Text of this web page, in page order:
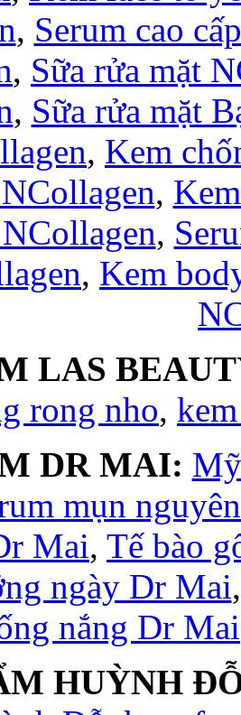
, Serum cao
, Sữa rửa mặt
, Sữa rửa mặt
, Kem
,
,
, Kem
LAS
rong nho,
DR MAI:
mụn
Mai, Tế bào
ngày Dr Mai
nắng Dr Mai
HUỲNH